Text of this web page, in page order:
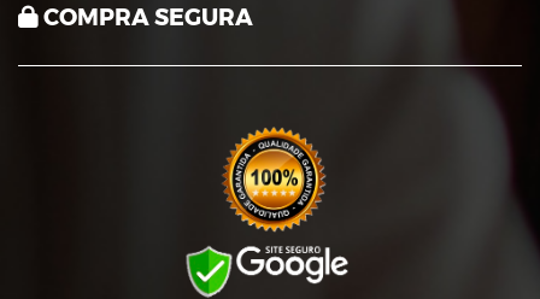
COMPRA SEGURA